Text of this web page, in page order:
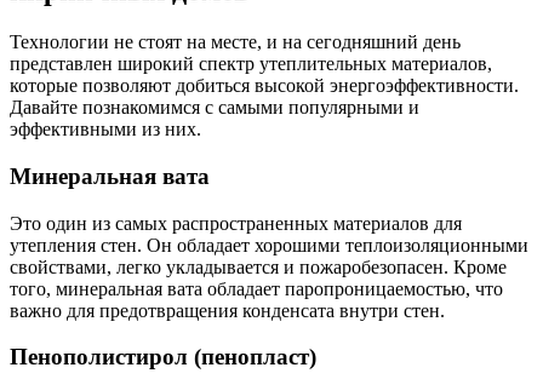
Технологии не стоят на месте, и на сегодняшний день
представлен широкий спектр утеплительных материалов,
которые позволяют добиться высокой энергоэффективности.
Давайте познакомимся с самыми популярными и
эффективными из них.
Минеральная вата
Это один из самых распространенных материалов для
утепления стен. Он обладает хорошими теплоизоляционными
свойствами, легко укладывается и пожаробезопасен. Кроме
того, минеральная вата обладает паропроницаемостью, что
важно для предотвращения конденсата внутри стен.
Пенополистирол (пенопласт)